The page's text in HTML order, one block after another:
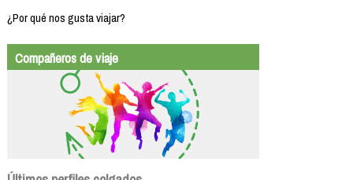
¿Por qué nos gusta viajar?
Compañeros de viaje